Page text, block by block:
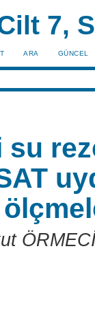
7,
ARA GÜNCEL
su